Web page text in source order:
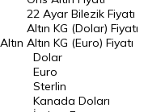
Dolar Kuru
Euro Kuru
Pound Kuru
Frank Kuru
Altın
22 Ayar Bilezik Fiyatı
Altın KG (Dolar) Fiyatı
Altın KG (Euro) Fiyatı
Dolar
Euro
Sterlin
Kanada Doları